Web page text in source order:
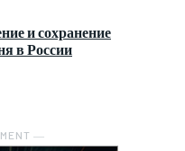
и сохранение
в России
―